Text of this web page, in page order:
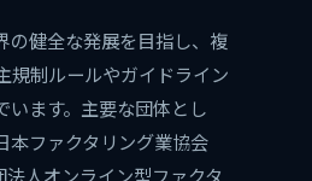
の健全な発展を目指し、複
規制ルールやガイドライン
います。主要な団体とし
本ファクタリング業協会
法人オンライン型ファクタ